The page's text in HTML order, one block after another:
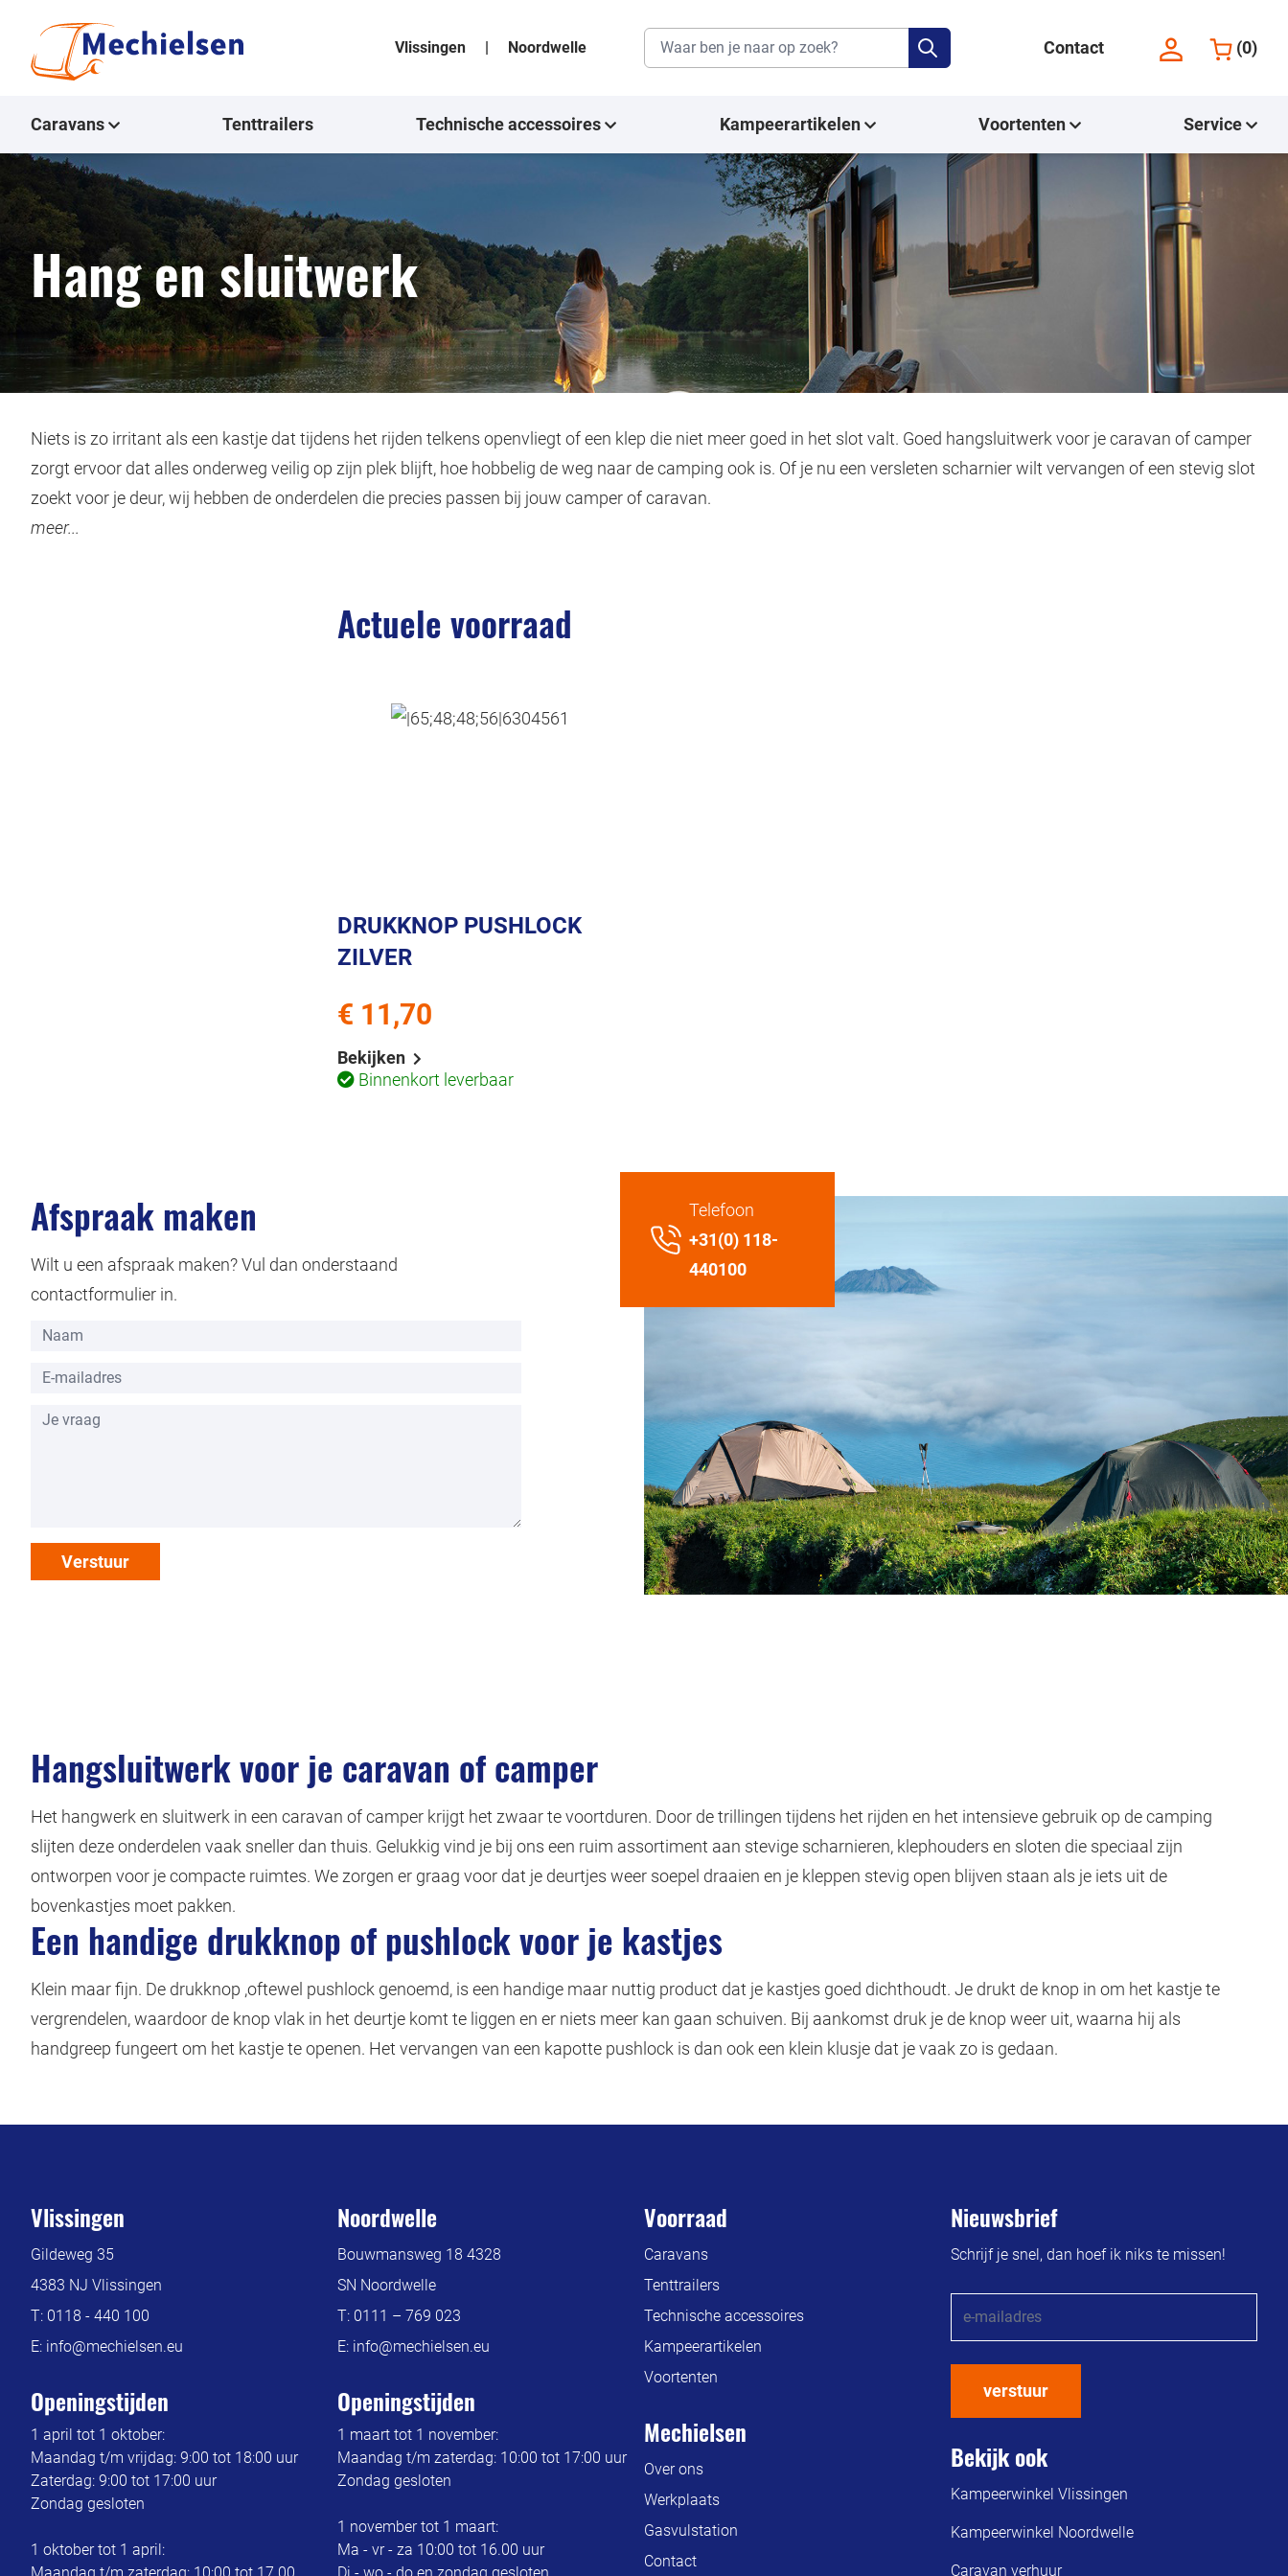
Vlissingen | Noordwelle Contact (0)
Caravans Tenttrailers Technische accessoires Kampeerartikelen Voortenten Service
Hang en sluitwerk
Niets is zo irritant als een kastje dat tijdens het rijden telkens openvliegt of een klep die niet meer goed in het slot valt. Goed hangsluitwerk voor je caravan of camper
zorgt ervoor dat alles onderweg veilig op zijn plek blijft, hoe hobbelig de weg naar de camping ook is. Of je nu een versleten scharnier wilt vervangen of een stevig slot
zoekt voor je deur, wij hebben de onderdelen die precies passen bij jouw camper of caravan.
meer...
Actuele voorraad
DRUKKNOP PUSHLOCK
ZILVER
Bekijken
Binnenkort leverbaar
€ 11,70
Telefoon
+31(0) 118-
440100
Afspraak maken
Wilt u een afspraak maken? Vul dan onderstaand
contactformulier in.
Verstuur
Hangsluitwerk voor je caravan of camper
Het hangwerk en sluitwerk in een caravan of camper krijgt het zwaar te voortduren. Door de trillingen tijdens het rijden en het intensieve gebruik op de camping
slijten deze onderdelen vaak sneller dan thuis. Gelukkig vind je bij ons een ruim assortiment aan stevige scharnieren, klephouders en sloten die speciaal zijn
ontworpen voor je compacte ruimtes. We zorgen er graag voor dat je deurtjes weer soepel draaien en je kleppen stevig open blijven staan als je iets uit de
bovenkastjes moet pakken.
Een handige drukknop of pushlock voor je kastjes
Klein maar fijn. De drukknop ,oftewel pushlock genoemd, is een handige maar nuttig product dat je kastjes goed dichthoudt. Je drukt de knop in om het kastje te
vergrendelen, waardoor de knop vlak in het deurtje komt te liggen en er niets meer kan gaan schuiven. Bij aankomst druk je de knop weer uit, waarna hij als
handgreep fungeert om het kastje te openen. Het vervangen van een kapotte pushlock is dan ook een klein klusje dat je vaak zo is gedaan.
Vlissingen
Gildeweg 35
4383 NJ Vlissingen
T: 0118 - 440 100
E: info@mechielsen.eu
Openingstijden
1 april tot 1 oktober:
Maandag t/m vrijdag: 9:00 tot 18:00 uur
Zaterdag: 9:00 tot 17:00 uur
Zondag gesloten
1 oktober tot 1 april:
Maandag t/m zaterdag: 10:00 tot 17.00
Noordwelle
Bouwmansweg 18 4328
SN Noordwelle
T: 0111 – 769 023
E: info@mechielsen.eu
Openingstijden
1 maart tot 1 november:
Maandag t/m zaterdag: 10:00 tot 17:00 uur
Zondag gesloten
1 november tot 1 maart:
Ma - vr - za 10:00 tot 16.00 uur
Di - wo - do en zondag gesloten
Voorraad
Caravans
Tenttrailers
Technische accessoires
Kampeerartikelen
Voortenten
Mechielsen
Over ons
Werkplaats
Gasvulstation
Contact
Nieuwsbrief
Schrijf je snel, dan hoef ik niks te missen!
verstuur
Bekijk ook
Kampeerwinkel Vlissingen
Kampeerwinkel Noordwelle
Caravan verhuur